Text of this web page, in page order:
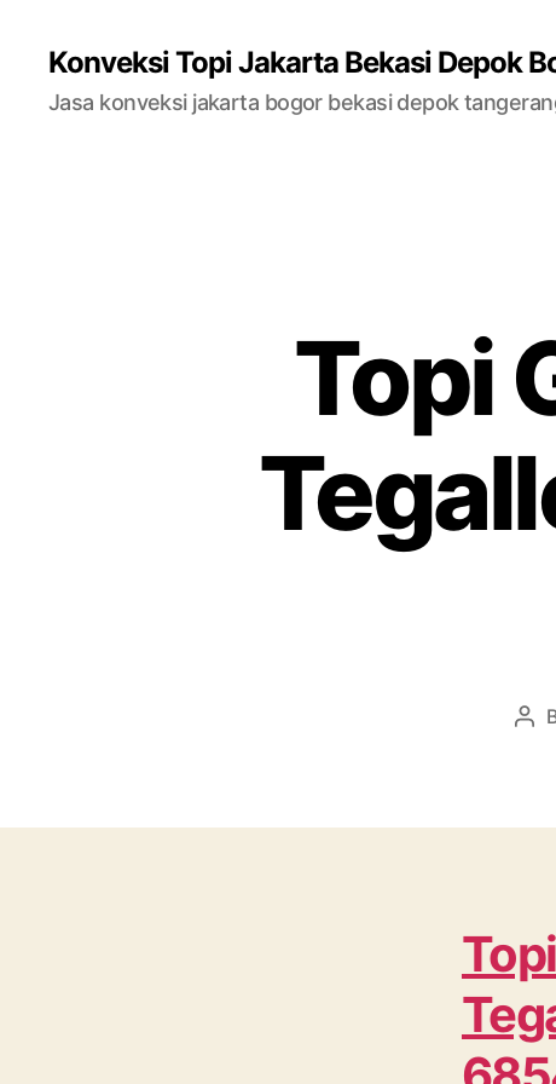
Konveksi Topi Jakarta Bekasi Depok
Jasa konveksi jakarta bogor bekasi depok
Topi